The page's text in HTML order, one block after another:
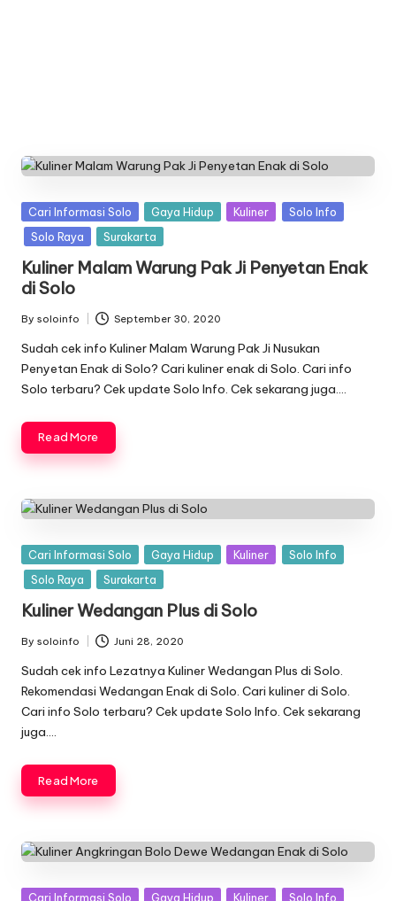
Posted
in
Cari Informasi Solo Gaya Hidup Kuliner
Solo Info
Solo Raya
Surakarta
Kuliner Malam Warung Pak Ji Penyetan Enak
di Solo
Posted
by
By soloinfo September 30, 2020
Sudah cek info Kuliner Malam Warung Pak Ji Nusukan
Penyetan Enak di Solo? Cari kuliner enak di Solo. Cari info
Solo terbaru? Cek update Solo Info. Cek sekarang juga….
Read More
Posted
in
Cari Informasi Solo Gaya Hidup Kuliner
Solo Info
Solo Raya
Surakarta
Kuliner Wedangan Plus di Solo
Posted
by
By soloinfo Juni 28, 2020
Sudah cek info Lezatnya Kuliner Wedangan Plus di Solo.
Rekomendasi Wedangan Enak di Solo. Cari kuliner di Solo.
Cari info Solo terbaru? Cek update Solo Info. Cek sekarang
juga….
Read More
Posted
Cari Informasi Solo Gaya Hidup Kuliner
Solo Info